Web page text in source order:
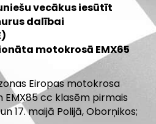
vecākus iesūtīt
dalībai
motokrosā EMX65
Eiropas motokrosa
cc klasēm pirmais
17. maijā Polijā, Oborņikos;